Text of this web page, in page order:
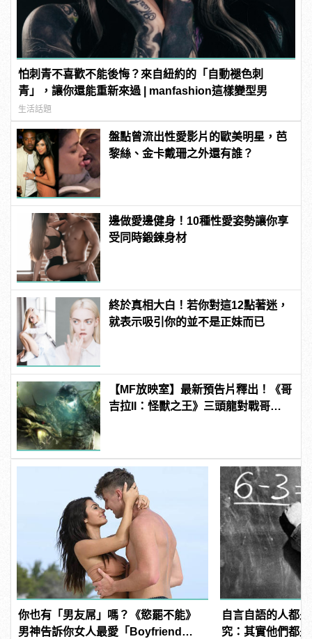
怕刺青不喜歡不能後悔？來自紐約的「自動褪色刺
青」，讓你還能重新來過 | manfashion這樣變型男
生活話題
盤點曾流出性愛影片的歐美明星，芭
黎絲、金卡戴珊之外還有誰？
邊做愛邊健身！10種性愛姿勢讓你享
受同時鍛鍊身材
終於真相大白！若你對這12點著迷，
就表示吸引你的並不是正妹而已
【MF放映室】最新預告片釋出！《哥
吉拉II：怪獸之王》三頭龍對戰哥吉
你也有「男友屌」嗎？《慾罷不能》
男神告訴你女人最愛「Boyfriend
自言自語的人都
究：其實他們都